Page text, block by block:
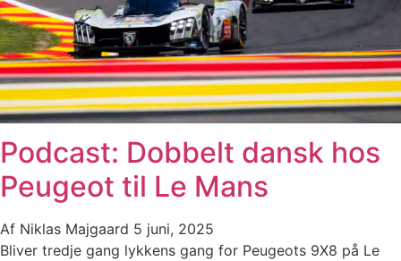
Podcast: Dobbelt dansk hos
Peugeot til Le Mans
Af Niklas Majgaard 5 juni, 2025
Bliver tredje gang lykkens gang for Peugeots 9X8 på Le